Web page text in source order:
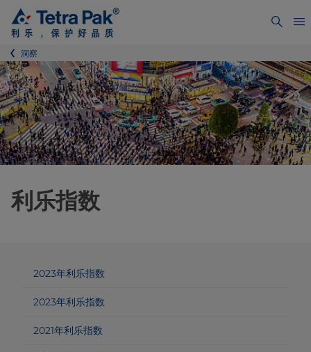
洞察
利乐指数
2023年利乐指数
2023年利乐指数
2021年利乐指数